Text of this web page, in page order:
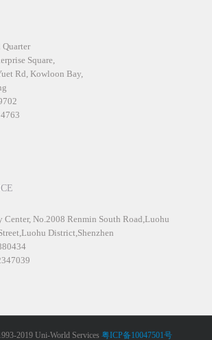
Square,
Rd, Kowloon Bay,
No.2008 Renmin South Road,Luohu
District,Shenzhen
2019 Uni-World Services 粤ICP备10047501号